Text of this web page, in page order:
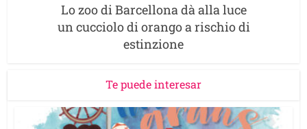
Lo zoo di Barcellona dà alla luce
un cucciolo di orango a rischio di
estinzione
Te puede interesar